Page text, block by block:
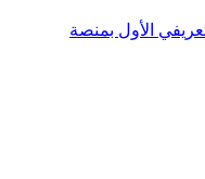
الأول بمنصة